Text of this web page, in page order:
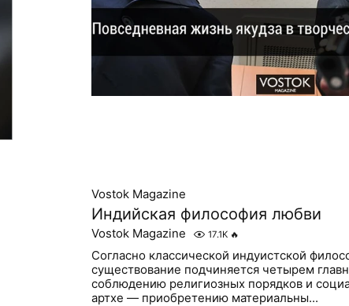
Vostok Magazine
Индийская философия любви
Vostok Magazine 17.1K 🔥
Согласно классической индуистской
существование подчиняется четырем
соблюдению религиозных порядков и
артхе — приобретению материальны...